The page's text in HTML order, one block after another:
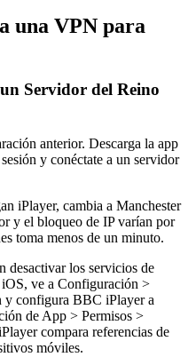
una VPN para
Servidor del Reino
anterior. Descarga la app
y conéctate a un servidor
iPlayer, cambia a Manchester
y el bloqueo de IP varían por
toma menos de un minuto.
desactivar los servicios de
ve a Configuración >
y configura BBC iPlayer a
de App > Permisos >
compara referencias de
móviles.